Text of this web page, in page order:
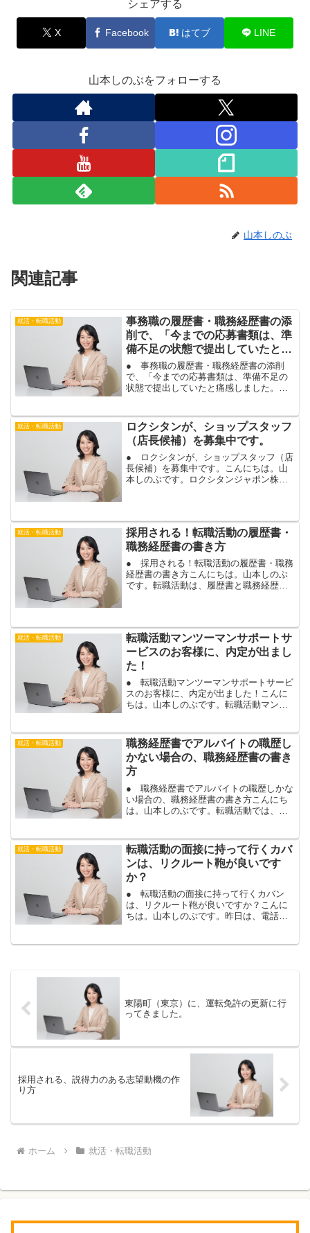
シェアする
X Facebook はてブ LINE
山本しのぶをフォローする
山本しのぶ
関連記事
就活・転職活動
事務職の履歴書・職務経歴書の添
削で、「今までの応募書類は、準
備不足の状態で提出していたと痛
感しました。」
● 事務職の履歴書・職務経歴書の添削
で、「今までの応募書類は、準備不足の
状態で提出していたと痛感しました。」
員で転職を希望されているお客様に、１
５０分の履歴書・職務経歴...
就活・転職活動
ロクシタンが、ショップスタッフ
（店長候補）を募集中です。
● ロクシタンが、ショップスタッフ（店
長候補）を募集中です。こんにちは。山
本しのぶです。ロクシタンジャポン株式
も多いですね。...
就活・転職活動
採用される！転職活動の履歴書・
職務経歴書の書き方
● 採用される！転職活動の履歴書・職務
経歴書の書き方こんにちは。山本しのぶ
です。転職活動は、履歴書と職務経歴書
果をしっかり伝えられれ...
就活・転職活動
転職活動マンツーマンサポートサ
ービスのお客様に、内定が出まし
た！
● 転職活動マンツーマンサポートサービ
スのお客様に、内定が出ました！こんに
ちは。山本しのぶです。転職活動マンツ
ました！本当に良かったです！おめでと
うございます。＾＾今回...
就活・転職活動
職務経歴書でアルバイトの職歴し
かない場合の、職務経歴書の書き
方
● 職務経歴書でアルバイトの職歴しかな
い場合の、職務経歴書の書き方こんにち
は。山本しのぶです。転職活動では、正
る必要があります。これは、あなたがこ
れまで正社員や契約社員の...
就活・転職活動
転職活動の面接に持って行くカバ
ンは、リクルート鞄が良いです
か？
● 転職活動の面接に持って行くカバン
は、リクルート鞄が良いですか？こんに
ちは。山本しのぶです。昨日は、電話相
東陽町（東京）に、運転免許の更新に行
ってきました。
採用される、説得力のある志望動機の作
り方
ホーム 就活・転職活動